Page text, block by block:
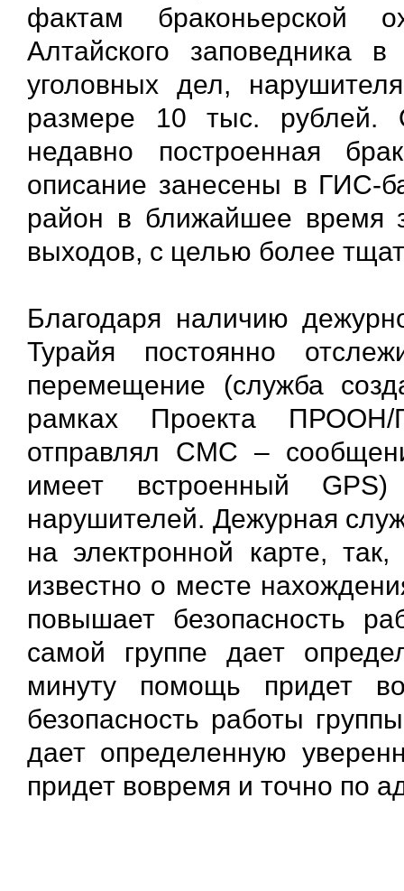
фактам браконьерской
Алтайского заповедника
уголовных дел,
размере 10 тыс. рублей.
недавно построенная
описание занесены в ГИС-
район в ближайшее время
выходов, с целью более
Благодаря наличию
Турайя постоянно
перемещение (служба
рамках Проекта ПРООН/
отправлял СМС –
имеет встроенный
нарушителей. Дежурная
на электронной карте,
известно о месте
повышает безопасность
самой группе дает
минуту помощь придет
безопасность работы
дает определенную
придет вовремя и точно по